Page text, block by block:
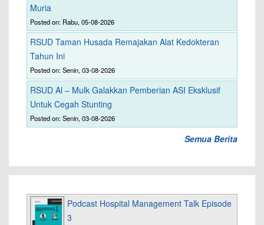
Muria
Posted on: Rabu, 05-08-2026
RSUD Taman Husada Remajakan Alat Kedokteran
Tahun Ini
Posted on: Senin, 03-08-2026
RSUD Al – Mulk Galakkan Pemberian ASI Eksklusif
Untuk Cegah Stunting
Posted on: Senin, 03-08-2026
Semua Berita
Podcast Hospital Management Talk Episode
3